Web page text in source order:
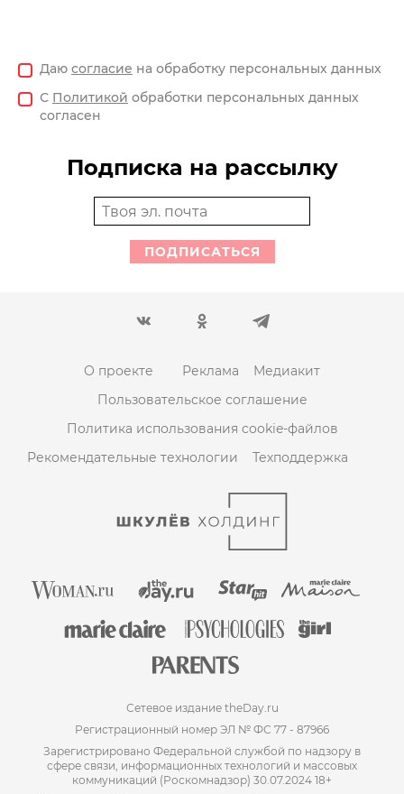
Даю согласие на обработку персональных данных
С Политикой обработки персональных данных
согласен
Подписка на рассылку
ПОДПИСАТЬСЯ
О проекте Реклама
Медиакит
Пользовательское соглашение
Политика использования cookie-файлов
Рекомендательные технологии
Техподдержка
Сетевое издание theDay.ru
Регистрационный номер ЭЛ № ФС 77 - 87966
Зарегистрировано Федеральной службой по надзору в
сфере связи, информационных технологий и массовых
коммуникаций (Роскомнадзор) 30.07.2024 18+